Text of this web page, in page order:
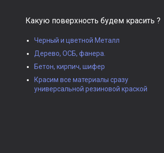
Какую поверхность будем красить ?
Черный и цветной Металл
Дерево, ОСБ, фанера.
Бетон, кирпич, шифер
Красим все материалы сразу
универсальной резиновой краской